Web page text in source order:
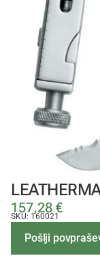
157,28 €
SKU: 160021
Pošlji